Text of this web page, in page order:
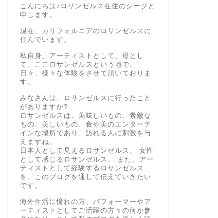
こんにちは♪ロサンゼルス在住のシージと
申します。
現在、カリフォルニアのロサンゼルスに
住んでいます。
私自身、アーティストとして、母とし
て、ここロサンゼルスという地で、
日々、様々な体験をさせて頂いておりま
す。
みなさんは、ロサンゼルスに行ったこと
がありますか?
ロサンゼルスは、美味しいもの、素敵な
もの、美しいもの、食や美のエンターテ
インな場所であり、訪れる人に刺激を与
えますね。
日本人として見えるロサンゼルス、 女性
として感じるロサンゼルス、 また、アー
ティストとして経験するロサンゼルス
を、このブログを通して伝えていきたい
です。
海外生活に憧れの方、パフォーマーやア
ーティストとしてご活躍の方々の何か参